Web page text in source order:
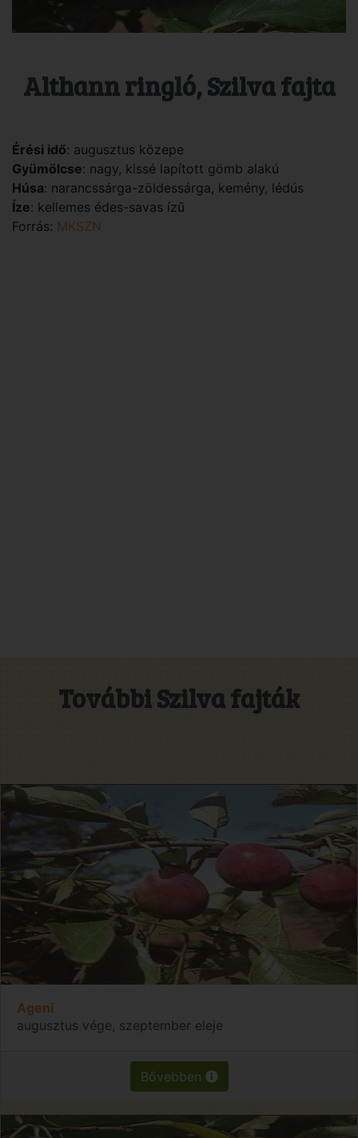
Althann ringló, Szilva fajta
Érési idő: augusztus közepe
Gyümölcse: nagy, kissé lapított gömb alakú
Húsa: narancssárga-zöldessárga, kemény, lédús
Íze: kellemes édes-savas ízű
Forrás: MKSZN
További Szilva fajták
Ageni
augusztus vége, szeptember eleje
Bővebben